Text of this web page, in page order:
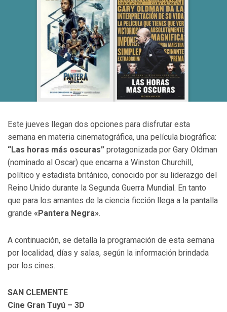
Este jueves llegan dos opciones para disfrutar esta
semana en materia cinematográfica, una película biográfica:
“Las horas más oscuras” protagonizada por Gary Oldman
(nominado al Oscar) que encarna a Winston Churchill,
político y estadista británico, conocido por su liderazgo del
Reino Unido durante la Segunda Guerra Mundial. En tanto
que para los amantes de la ciencia ficción llega a la pantalla
grande «Pantera Negra».
A continuación, se detalla la programación de esta semana
por localidad, días y salas, según la información brindada
por los cines.
SAN CLEMENTE
Cine Gran Tuyú – 3D